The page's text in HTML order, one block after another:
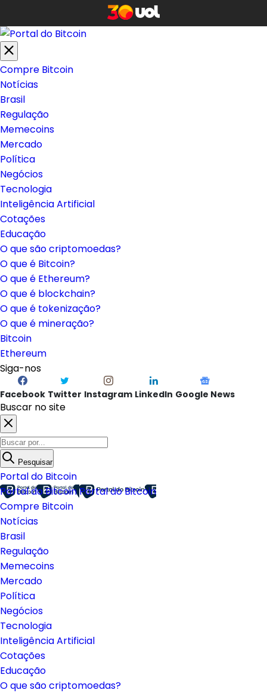
Compre Bitcoin
Notícias
Brasil
Regulação
Memecoins
Mercado
Política
Negócios
Tecnologia
Inteligência Artificial
Cotações
Educação
O que são criptomoedas?
O que é Bitcoin?
O que é Ethereum?
O que é blockchain?
O que é tokenização?
O que é mineração?
Bitcoin
Ethereum
Siga-nos
Facebook Twitter Instagram LinkedIn Google News
Buscar no site
Pesquisar
Portal do Bitcoin
Portal do BitcoinPortal do Bitcoin
Compre Bitcoin
Notícias
Brasil
Regulação
Memecoins
Mercado
Política
Negócios
Tecnologia
Inteligência Artificial
Cotações
Educação
O que são criptomoedas?